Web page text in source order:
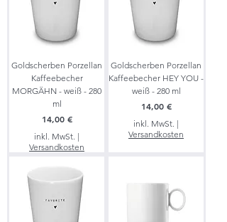
Goldscherben Porzellan
Kaffeebecher
MORGÄHN - weiß - 280
ml
Preis
14,00 €
inkl. MwSt. |
Versandkosten
Goldscherben Porzellan
Kaffeebecher HEY YOU -
weiß - 280 ml
Preis
14,00 €
inkl. MwSt. |
Versandkosten